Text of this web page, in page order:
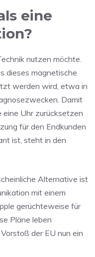
eine
nutzen möchte.
dieses magnetische
werden wird, etwa in
Damit
Uhr zurücksetzen
für den Endkunden
ist, steht in den
Alternative ist
mit einem
gerüchteweise für
Pläne leben
der EU nun ein